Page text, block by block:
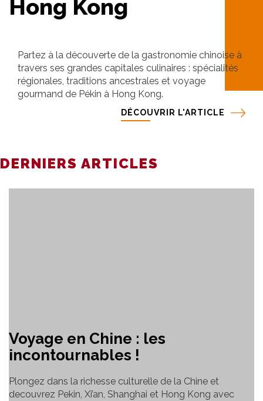
Hong Kong
Partez à la découverte de la gastronomie chinoise à
travers ses grandes capitales culinaires : spécialités
régionales, traditions ancestrales et voyage
gourmand de Pékin à Hong Kong.
DÉCOUVRIR L'ARTICLE
DERNIERS ARTICLES
Voyage en Chine : les
incontournables !
Plongez dans la richesse culturelle de la Chine et
decouvrez Pekin, Xi’an, Shanghai et Hong Kong avec